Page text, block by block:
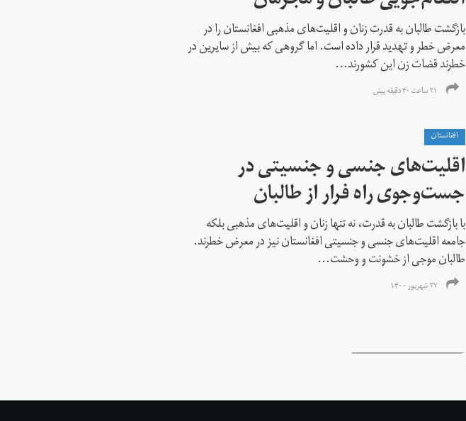
بازگشت طالبان به قدرت زنان و اقلیت‌های مذهبی افغانستان را در
معرض خطر و تهدید قرار داده است. اما گروهی که بیش از سایرین در
خطرند قضات زن این کشورند...
۲۱ ساعت ۴۰ دقیقه پیش
افغانستان
اقلیت‌های جنسی و جنسیتی در
جست‌و‌جوی راه فرار از طالبان
با بازگشت طالبان به قدرت، نه تنها زنان و اقلیت‌های مذهبی بلکه
جامعه اقلیت‌های جنسی و جنسیتی افغانستان نیز در معرض خطرند.
طالبان موجی از خشونت و وحشت...
۲۷ شهریور ۱۴۰۰